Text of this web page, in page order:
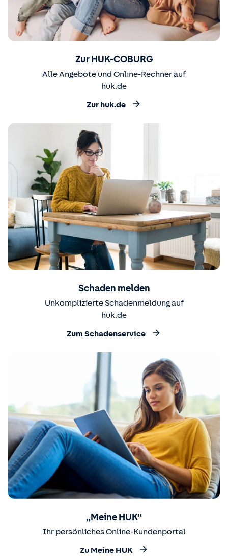
Zur HUK-COBURG
Alle Angebote und Online-Rechner auf
huk.de
Zur huk.de
Schaden melden
Unkomplizierte Schadenmeldung auf
huk.de
Zum Schadenservice
„Meine HUK“
Ihr persönliches Online-Kundenportal
Zu Meine HUK